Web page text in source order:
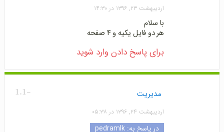
اردیبهشت ۲۳, ۱۳۹۶ در ۱۴:۳۰
با سلام
هر دو فایل یکیه و ۴ صفحه
برای پاسخ دادن وارد شوید
-1.1 مدیریت
اردیبهشت ۲۴, ۱۳۹۶ در ۰۵:۳۸
در پاسخ به: pedramlk